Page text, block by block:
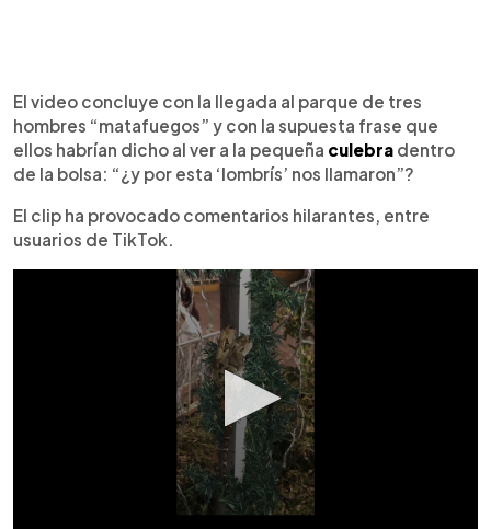
El video concluye con la llegada al parque de tres
hombres “matafuegos” y con la supuesta frase que
ellos habrían dicho al ver a la pequeña culebra dentro
de la bolsa: “¿y por esta ‘lombrís’ nos llamaron”?
El clip ha provocado comentarios hilarantes, entre
usuarios de TikTok.